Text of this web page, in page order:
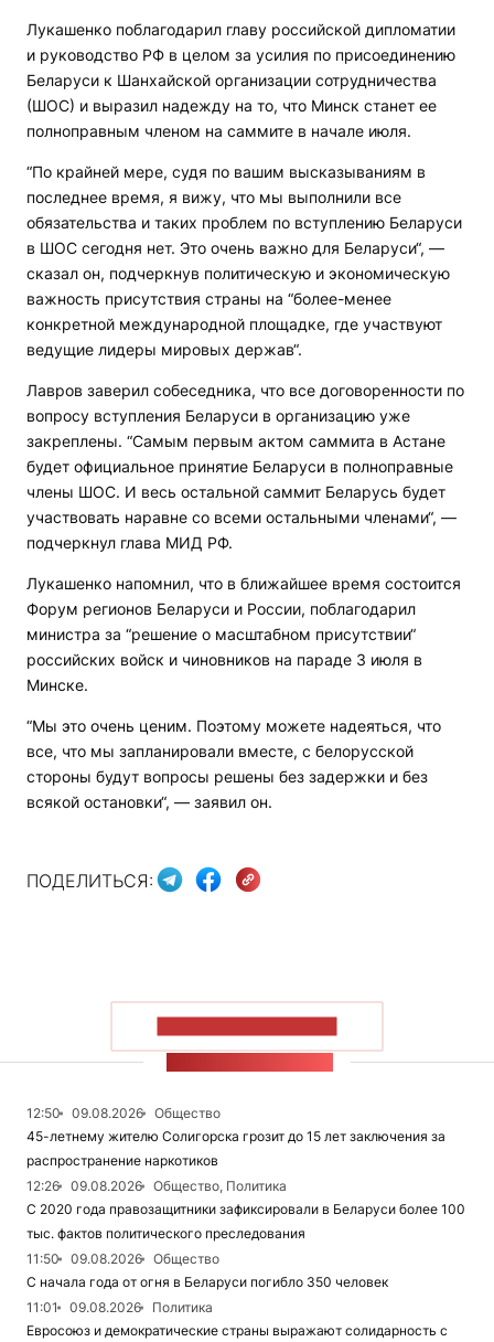
Лукашенко поблагодарил главу российской дипломатии
и руководство РФ в целом за усилия по присоединению
Беларуси к Шанхайской организации сотрудничества
(ШОС) и выразил надежду на то, что Минск станет ее
полноправным членом на саммите в начале июля.
“По крайней мере, судя по вашим высказываниям в
последнее время, я вижу, что мы выполнили все
обязательства и таких проблем по вступлению Беларуси
в ШОС сегодня нет. Это очень важно для Беларуси“, —
сказал он, подчеркнув политическую и экономическую
важность присутствия страны на “более-менее
конкретной международной площадке, где участвуют
ведущие лидеры мировых держав“.
Лавров заверил собеседника, что все договоренности по
вопросу вступления Беларуси в организацию уже
закреплены. “Самым первым актом саммита в Астане
будет официальное принятие Беларуси в полноправные
члены ШОС. И весь остальной саммит Беларусь будет
участвовать наравне со всеми остальными членами“, —
подчеркнул глава МИД РФ.
Лукашенко напомнил, что в ближайшее время состоится
Форум регионов Беларуси и России, поблагодарил
министра за “решение о масштабном присутствии“
российских войск и чиновников на параде 3 июля в
Минске.
“Мы это очень ценим. Поэтому можете надеяться, что
все, что мы запланировали вместе, с белорусской
стороны будут вопросы решены без задержки и без
всякой остановки“, — заявил он.
ПОДЕЛИТЬСЯ:
12:50 09.08.2026
Общество
45-летнему жителю Солигорска грозит до 15 лет заключения за
распространение наркотиков
12:26
09.08.2026
Общество, Политика
С 2020 года правозащитники зафиксировали в Беларуси более 100
тыс. фактов политического преследования
11:50
09.08.2026
Общество
С начала года от огня в Беларуси погибло 350 человек
11:01
09.08.2026
Политика
Евросоюз и демократические страны выражают солидарность с